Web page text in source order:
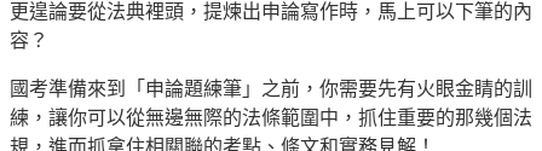
更遑論要從法典裡頭，提煉出申論寫作時，馬上可以下筆的內
容？
國考準備來到「申論題練筆」之前，你需要先有火眼金睛的訓
練，讓你可以從無邊無際的法條範圍中，抓住重要的那幾個法